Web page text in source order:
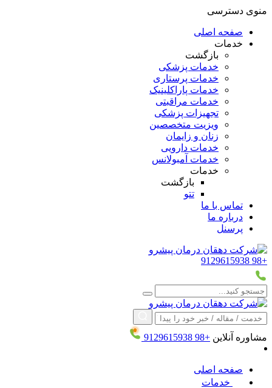
منوی دسترسی
صفحه اصلی
خدمات
بازگشت
خدمات پزشکی
خدمات پرستاری
خدمات پاراکلینیک
خدمات مراقبتی
تجهیزات پزشکی
ویزیت متخصصین
زنان و زایمان
خدمات دارویی
خدمات آمبولانس
خدمات
بازگشت
تتو
تماس با ما
درباره ما
پرسنل
+98
مشاوره آنلاین +98
صفحه اصلی
خدمات